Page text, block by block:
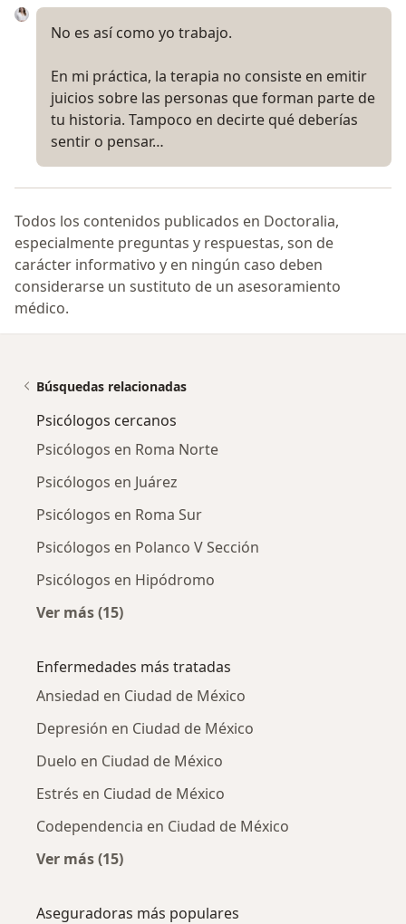
No es así como yo trabajo.
En mi práctica, la terapia no consiste en emitir
juicios sobre las personas que forman parte de
tu historia. Tampoco en decirte qué deberías
sentir o pensar…
Todos los contenidos publicados en Doctoralia,
especialmente preguntas y respuestas, son de
carácter informativo y en ningún caso deben
considerarse un sustituto de un asesoramiento
médico.
Búsquedas relacionadas
Psicólogos cercanos
Psicólogos en Roma Norte
Psicólogos en Juárez
Psicólogos en Roma Sur
Psicólogos en Polanco V Sección
Psicólogos en Hipódromo
Ver más (15)
Enfermedades más tratadas
Ansiedad en Ciudad de México
Depresión en Ciudad de México
Duelo en Ciudad de México
Estrés en Ciudad de México
Codependencia en Ciudad de México
Ver más (15)
Aseguradoras más populares